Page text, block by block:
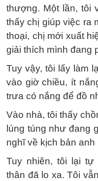
thượng. Một lần, tôi
thấy chị giúp việc ra
thoại, chị mới xuất
giải thích mình đang
Tuy vậy, tôi lấy làm
vào giờ chiều, ít
trưa có nắng để đồ
Vào nhà, tôi thấy
lúng túng như đang
nghĩ về kịch bản
Tuy nhiên, tôi lại
thân đã lo xa. Tôi